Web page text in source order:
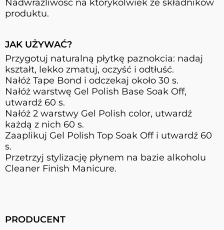
Nadwrażliwość na którykolwiek ze składników
produktu.
JAK UŻYWAĆ?
Przygotuj naturalną płytkę paznokcia: nadaj
kształt, lekko zmatuj, oczyść i odtłuść.
Nałóż Tape Bond i odczekaj około 30 s.
Nałóż warstwę Gel Polish Base Soak Off,
utwardź 60 s.
Nałóż 2 warstwy Gel Polish color, utwardź
każdą z nich 60 s.
Zaaplikuj Gel Polish Top Soak Off i utwardź 60
s.
Przetrzyj stylizację płynem na bazie alkoholu
Cleaner Finish Manicure.
PRODUCENT